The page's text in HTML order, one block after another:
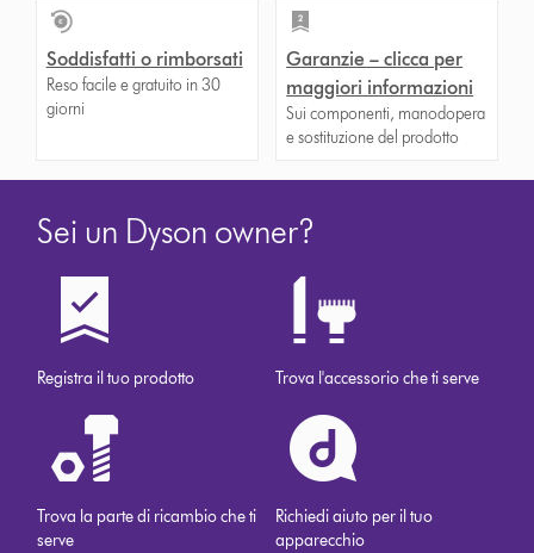
Soddisfatti o rimborsati
Reso facile e gratuito in 30
giorni
Garanzie – clicca per
maggiori informazioni
Sui componenti, manodopera
e sostituzione del prodotto
Sei un Dyson owner?
Registra il tuo prodotto Trova l'accessorio che ti serve
Trova la parte di ricambio che ti
serve
Richiedi aiuto per il tuo
apparecchio